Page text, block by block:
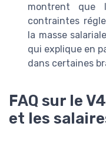
montrent que
contraintes
la masse
qui explique en
dans certaines
FAQ sur le
et les